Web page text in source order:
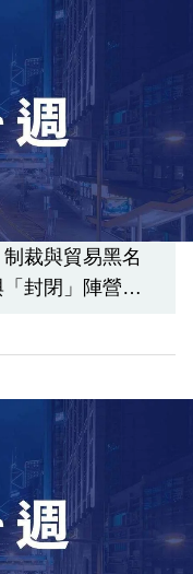
裁與貿易黑名
封閉」陣營分